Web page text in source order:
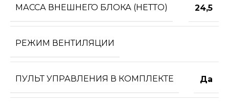
МАССА ВНЕШНЕГО БЛОКА (НЕТТО) 24,5
РЕЖИМ ВЕНТИЛЯЦИИ
ПУЛЬТ УПРАВЛЕНИЯ В КОМПЛЕКТЕ Да